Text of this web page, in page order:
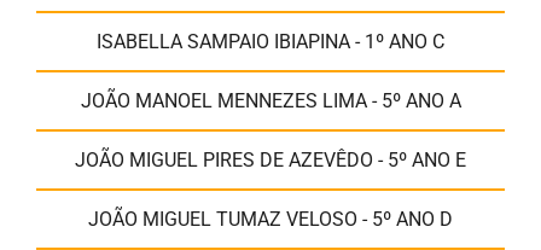
ISABELLA SAMPAIO IBIAPINA - 1º ANO C
JOÃO MANOEL MENNEZES LIMA - 5º ANO A
JOÃO MIGUEL PIRES DE AZEVÊDO - 5º ANO E
JOÃO MIGUEL TUMAZ VELOSO - 5º ANO D